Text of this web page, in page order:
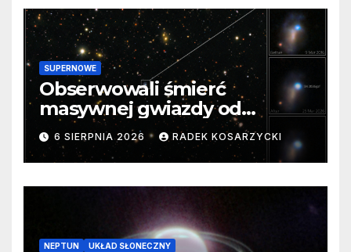
SUPERNOWE
Obserwowali śmierć
masywnej gwiazdy od
samego początku. Niezwykle
cenne dane
6 SIERPNIA 2026 RADEK KOSARZYCKI
NEPTUN UKŁAD SŁONECZNY